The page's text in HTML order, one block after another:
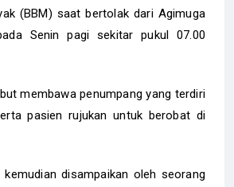
(BBM) saat bertolak dari Agimuga
Senin pagi sekitar pukul 07.00
membawa penumpang yang terdiri
pasien rujukan untuk berobat di
disampaikan oleh seorang